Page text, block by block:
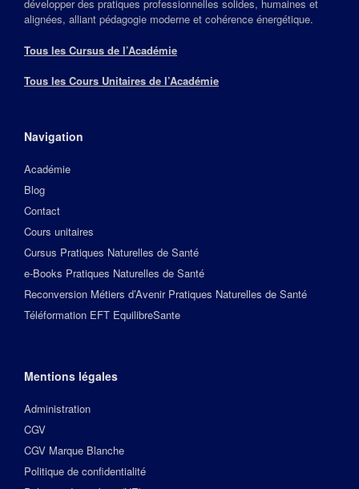
développer des pratiques professionnelles solides, humaines et
alignées, alliant pédagogie moderne et cohérence énergétique.
Tous les Cursus de l’Académie
Tous les Cours Unitaires de l’Académie
Navigation
Académie
Blog
Contact
Cours unitaires
Cursus Pratiques Naturelles de Santé
e-Books Pratiques Naturelles de Santé
Reconversion Métiers d’Avenir Pratiques Naturelles de Santé
Téléformation EFT EquilibreSante
Mentions légales
Administration
CGV
CGV Marque Blanche
Politique de confidentialité